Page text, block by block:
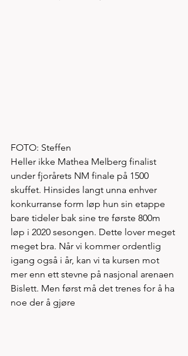
FOTO: Steffen
Heller ikke Mathea Melberg finalist
under fjorårets NM finale på 1500
skuffet. Hinsides langt unna enhver
konkurranse form løp hun sin etappe
bare tideler bak sine tre første 800m
løp i 2020 sesongen. Dette lover meget
meget bra. Når vi kommer ordentlig
igang også i år, kan vi ta kursen mot
mer enn ett stevne på nasjonal arenaen
Bislett. Men først må det trenes for å ha
noe der å gjøre